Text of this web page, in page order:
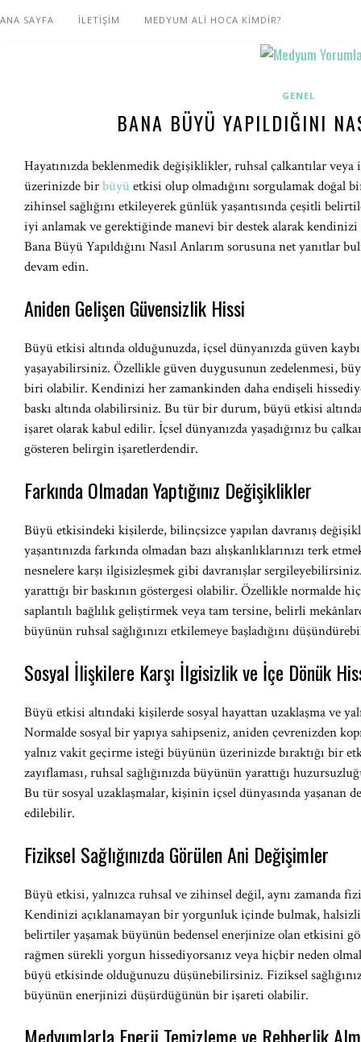
ANA SAYFA İLETİŞİM MEDYUM ALİ HOCA KİMDİR?
GENEL
BANA BÜYÜ YAPILDIĞINI
Hayatınızda beklenmedik değişiklikler, ruhsal çalkantılar
üzerinizde birbüyü etkisi olup olmadığını sorgulamak
zihinsel sağlığını etkileyerek günlük yaşantısında çeşitli
iyi anlamak ve gerektiğinde manevi bir destek alarak
Bana Büyü Yapıldığını Nasıl Anlarım sorusuna net yanıtlar
devam edin.
Aniden Gelişen Güvensizlik Hissi
Büyü etkisi altında olduğunuzda, içsel dünyanızda güven
yaşayabilirsiniz. Özellikle güven duygusunun zedelenmesi,
biri olabilir. Kendinizi her zamankinden daha endişeli
baskı altında olabilirsiniz. Bu tür bir durum, büyü etkisi
işaret olarak kabul edilir. İçsel dünyanızda yaşadığınız bu
gösteren belirgin işaretlerdendir.
Farkında Olmadan Yaptığınız Değişiklikler
Büyü etkisindeki kişilerde, bilinçsizce yapılan davranış
yaşantınızda farkında olmadan bazı alışkanlıklarınızı terk
nesnelere karşı ilgisizleşmek gibi davranışlar
yarattığı bir baskının göstergesi olabilir. Özellikle normalde hiç
saplantılı bağlılık geliştirmek veya tam tersine, belirli
büyünün ruhsal sağlığınızı etkilemeye başladığını
Sosyal İlişkilere Karşı İlgisizlik ve İçe Dönük
Büyü etkisi altındaki kişilerde sosyal hayattan uzaklaşma ve
Normalde sosyal bir yapıya sahipseniz, aniden çevrenizden
yalnız vakit geçirme isteği büyünün üzerinizde bıraktığı bir
zayıflaması, ruhsal sağlığınızda büyünün yarattığı
Bu tür sosyal uzaklaşmalar, kişinin içsel dünyasında yaşanan
edilebilir.
Fiziksel Sağlığınızda Görülen Ani Değişimler
Büyü etkisi, yalnızca ruhsal ve zihinsel değil, aynı zamanda
Kendinizi açıklanamayan bir yorgunluk içinde bulmak,
belirtiler yaşamak büyünün bedensel enerjinize olan etkisini
rağmen sürekli yorgun hissediyorsanız veya hiçbir neden
büyü etkisinde olduğunuzu düşünebilirsiniz. Fiziksel
büyünün enerjinizi düşürdüğünün bir işareti olabilir.